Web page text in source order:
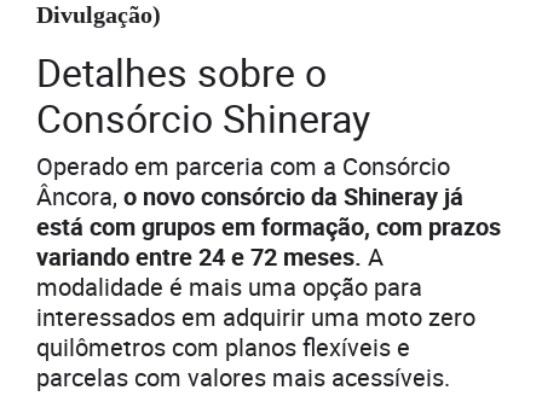
Divulgação)
Detalhes sobre o
Consórcio Shineray
Operado em parceria com a Consórcio
Âncora, o novo consórcio da Shineray já
está com grupos em formação, com prazos
variando entre 24 e 72 meses. A
modalidade é mais uma opção para
interessados em adquirir uma moto zero
quilômetros com planos flexíveis e
parcelas com valores mais acessíveis.